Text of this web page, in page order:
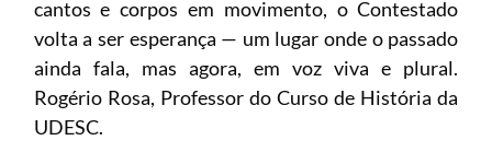
cantos e corpos em movimento, o Contestado
volta a ser esperança — um lugar onde o passado
ainda fala, mas agora, em voz viva e plural.
Rogério Rosa, Professor do Curso de História da
UDESC.